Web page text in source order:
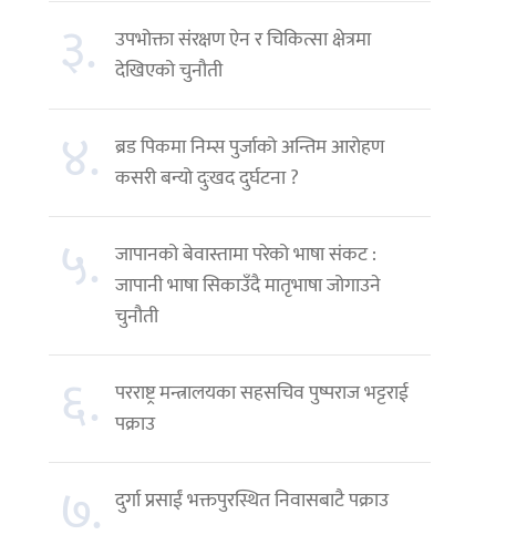
३.
उपभोक्ता संरक्षण ऐन र चिकित्सा क्षेत्रमा
देखिएको चुनौती
४. ब्रड पिकमा निम्स पुर्जाको अन्तिम आरोहण
कसरी बन्यो दुःखद दुर्घटना ?
५. जापानको बेवास्तामा परेको भाषा संकट :
जापानी भाषा सिकाउँदै मातृभाषा जोगाउने
चुनौती
६. परराष्ट्र मन्त्रालयका सहसचिव पुष्पराज भट्टराई
पक्राउ
७. दुर्गा प्रसाईं भक्तपुरस्थित निवासबाटै पक्राउ